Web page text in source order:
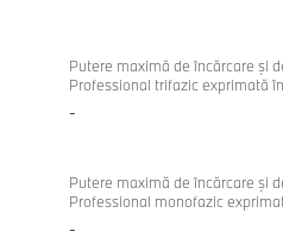
Putere maximă de încărcare şi
Professional trifazic exprimată
-
Putere maximă de încărcare şi
Professional monofazic
-